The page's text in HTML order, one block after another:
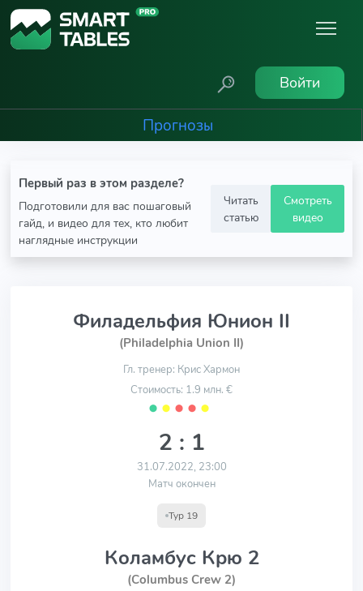
Войти
Прогнозы
Первый раз в этом разделе?
Подготовили для вас пошаговый
гайд, и видео для тех, кто любит
наглядные инструкции
Читать
статью
Смотреть
видео
Филадельфия Юнион II
(Philadelphia Union II)
Гл. тренер: Крис Хармон
Стоимость: 1.9 млн. €
⬤ ⬤ ⬤ ⬤ ⬤
2 : 1
31.07.2022, 23:00
Матч окончен
Тур 19
Коламбус Крю 2
(Columbus Crew 2)